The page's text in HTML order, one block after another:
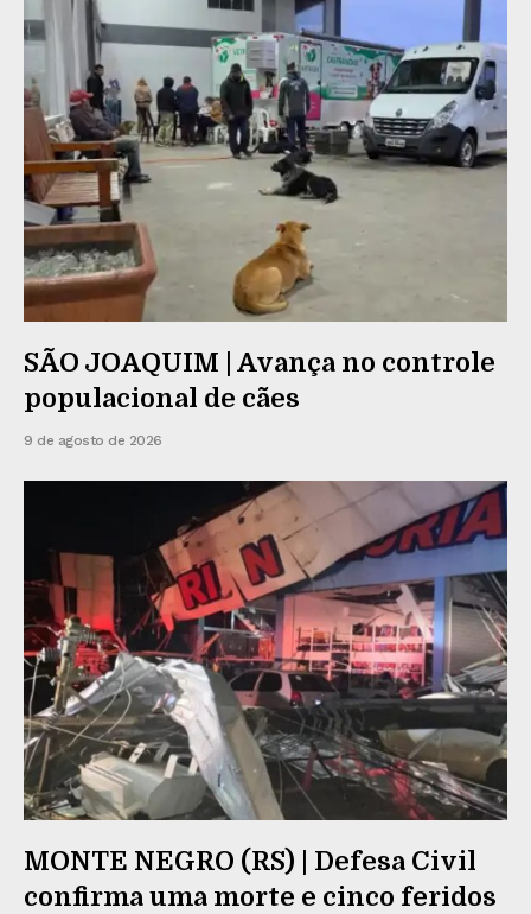
SÃO JOAQUIM | Avança no controle
populacional de cães
9 de agosto de 2026
MONTE NEGRO (RS) | Defesa Civil
confirma uma morte e cinco feridos